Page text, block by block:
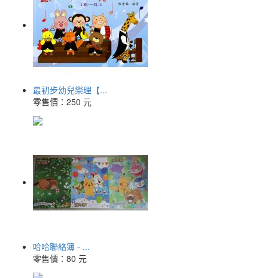
最初步幼兒樂理【...
零售價： 250 元
哈哈聯絡簿 - ...
零售價： 80 元